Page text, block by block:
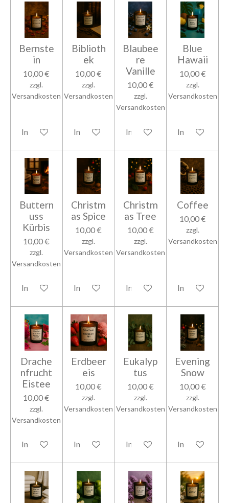
Bernste
in
10,00 €
zzgl.
Versandkosten
In den Warenkorb
Biblioth
ek
10,00 €
zzgl.
Versandkosten
In den Warenkorb
Blaubee
re
Vanille
10,00 €
zzgl.
Versandkosten
In den Warenkorb
Blue
Hawaii
10,00 €
zzgl.
Versandkosten
In den
Buttern
uss
Kürbis
10,00 €
zzgl.
Versandkosten
In den Warenkorb
Christm
as Spice
10,00 €
zzgl.
Versandkosten
In den Warenkorb
Christm
as Tree
10,00 €
zzgl.
Versandkosten
In den Warenkorb
Coffee
10,00 €
zzgl.
Versandkosten
In den
Drache
nfrucht
Eistee
10,00 €
zzgl.
Versandkosten
In den Warenkorb
Erdbeer
eis
10,00 €
zzgl.
Versandkosten
In den Warenkorb
Eukalyp
tus
10,00 €
zzgl.
Versandkosten
In den Warenkorb
Evening
Snow
10,00 €
zzgl.
Versandkosten
In den